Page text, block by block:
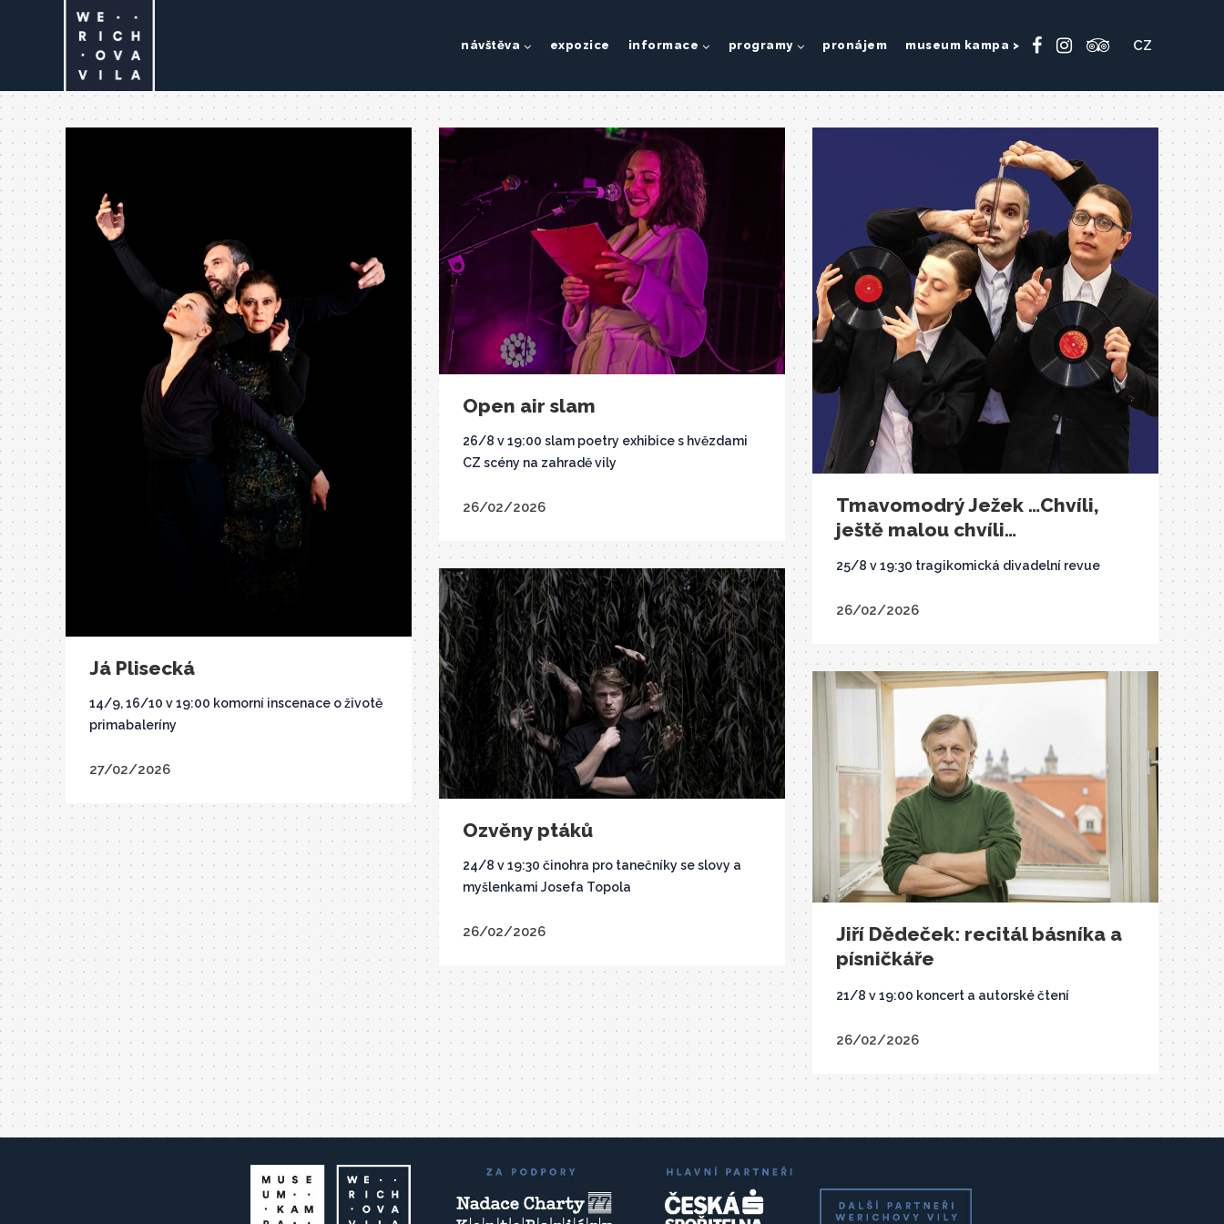
návštěva expozice informace programy pronájem museum kampa > CZ
Já Plisecká
14/9, 16/10 v 19:00 komorní inscenace o životě
primabaleríny
27/02/2026
Open air slam
26/8 v 19:00 slam poetry exhibice s hvězdami
CZ scény na zahradě vily
26/02/2026
Tmavomodrý Ježek …Chvíli,
ještě malou chvíli…
25/8 v 19:30 tragikomická divadelní revue
26/02/2026
Ozvěny ptáků
24/8 v 19:30 činohra pro tanečníky se slovy a
myšlenkami Josefa Topola
26/02/2026
Jiří Dědeček: recitál básníka a
písničkáře
21/8 v 19:00 koncert a autorské čtení
26/02/2026